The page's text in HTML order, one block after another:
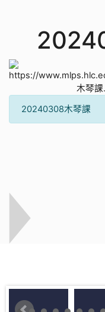
20240308木琴課